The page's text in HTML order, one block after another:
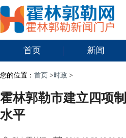
首页 新闻
您的位置： 首页 >时政 >
霍林郭勒市建立四项
水平